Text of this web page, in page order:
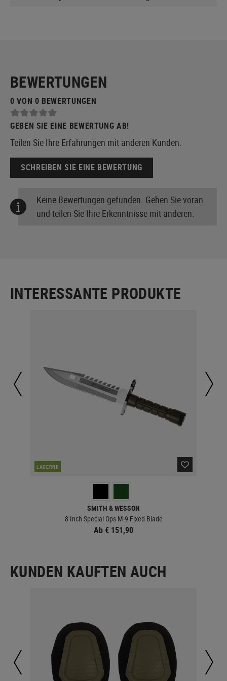
BEWERTUNGEN
0 VON 0 BEWERTUNGEN
GEBEN SIE EINE BEWERTUNG AB!
Teilen Sie Ihre Erfahrungen mit anderen Kunden.
SCHREIBEN SIE EINE BEWERTUNG
Keine Bewertungen gefunden. Gehen Sie voran
und teilen Sie Ihre Erkenntnisse mit anderen.
INTERESSANTE PRODUKTE
LAGERND
SMITH & WESSON
8 Inch Special Ops M-9 Fixed Blade
Ab € 151,90
KUNDEN KAUFTEN AUCH